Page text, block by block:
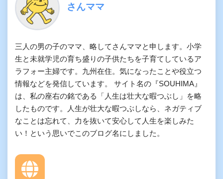
さんママ
三人の男の子のママ、略してさんママと申します。小学
生と未就学児の育ち盛りの子供たちを子育てしているア
ラフォー主婦です。九州在住。気になったことや役立つ
情報などを発信しています。 サイト名の『SOUHIMA』
は、私の座右の銘である「人生は壮大な暇つぶし」を略
したものです。人生が壮大な暇つぶしなら、ネガティブ
なことは忘れて、力を抜いて安心して人生を楽しみた
い！という思いでこのブログ名にしました。